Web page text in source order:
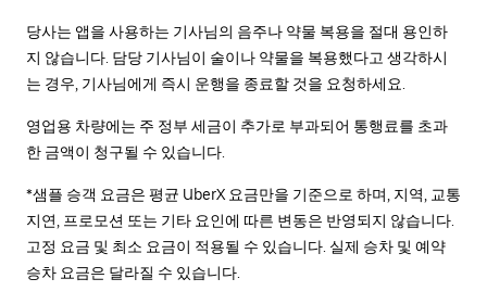
당사는 앱을 사용하는 기사님의 음주나 약물 복용을 절대 용인하
지 않습니다. 담당 기사님이 술이나 약물을 복용했다고 생각하시
는 경우, 기사님에게 즉시 운행을 종료할 것을 요청하세요.
영업용 차량에는 주 정부 세금이 추가로 부과되어 통행료를 초과
한 금액이 청구될 수 있습니다.
*샘플 승객 요금은 평균 UberX 요금만을 기준으로 하며, 지역, 교통
지연, 프로모션 또는 기타 요인에 따른 변동은 반영되지 않습니다.
고정 요금 및 최소 요금이 적용될 수 있습니다. 실제 승차 및 예약
승차 요금은 달라질 수 있습니다.